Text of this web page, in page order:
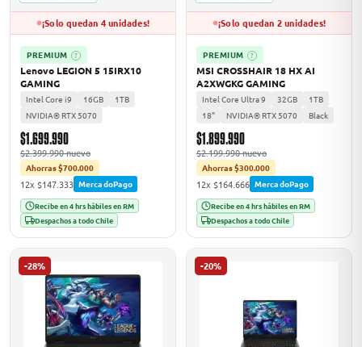
¡Solo quedan 4 unidades!
PREMIUM ?
Lenovo LEGION 5 15IRX10
GAMING
Intel Core i9 16GB
1TB
NVIDIA® RTX 5070
$1.699.990
$2.399.990 nuevo
Ahorras $700.000
12x $147.333 MercadoPago
Recibe en 4 hrs hábiles en RM
Despachos a todo Chile
¡Solo quedan 2 unidades!
PREMIUM ?
MSI CROSSHAIR 18 HX AI
A2XWGKG GAMING
Intel Core Ultra 9 32GB
1TB
18"
NVIDIA® RTX 5070 Black
$1.899.990
$2.199.990 nuevo
Ahorras $300.000
12x $164.666 MercadoPago
Recibe en 4 hrs hábiles en RM
Despachos a todo Chile
-28% -20%